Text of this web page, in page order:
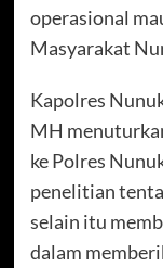
operasional
Masyarakat
Kapolres
MH
ke Polres
penelitian
selain itu
dalam